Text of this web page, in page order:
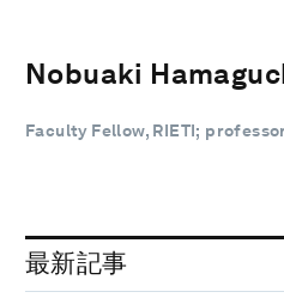
Nobuaki
Faculty Fellow, RIETI;
最新記事